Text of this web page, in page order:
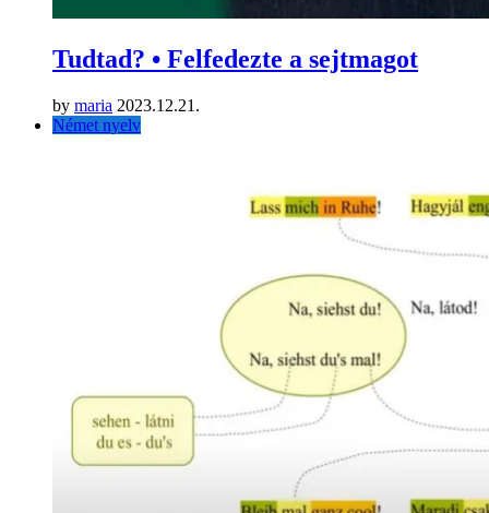
Tudtad? • Felfedezte a sejtmagot
by maria 2023.12.21.
Német nyelv